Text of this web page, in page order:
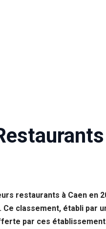
restaurants à Caen en
classement, établi par
par ces